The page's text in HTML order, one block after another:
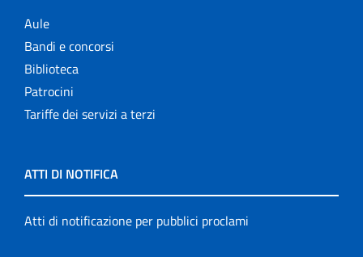
Aule
Bandi e concorsi
Biblioteca
Patrocini
Tariffe dei servizi a terzi
ATTI DI NOTIFICA
Atti di notificazione per pubblici proclami